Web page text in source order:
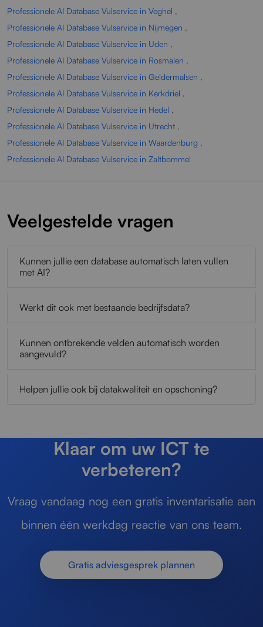
Professionele AI Database Vulservice in Veghel ,
Professionele AI Database Vulservice in Nijmegen ,
Professionele AI Database Vulservice in Uden ,
Professionele AI Database Vulservice in Rosmalen ,
Professionele AI Database Vulservice in Geldermalsen ,
Professionele AI Database Vulservice in Kerkdriel ,
Professionele AI Database Vulservice in Hedel ,
Professionele AI Database Vulservice in Utrecht ,
Professionele AI Database Vulservice in Waardenburg ,
Professionele AI Database Vulservice in Zaltbommel
Veelgestelde vragen
Kunnen jullie een database automatisch laten vullen
met AI?
Werkt dit ook met bestaande bedrijfsdata?
Kunnen ontbrekende velden automatisch worden
aangevuld?
Helpen jullie ook bij datakwaliteit en opschoning?
Klaar om uw ICT te
verbeteren?
Vraag vandaag nog een gratis inventarisatie aan
binnen één werkdag reactie van ons team.
Gratis adviesgesprek plannen